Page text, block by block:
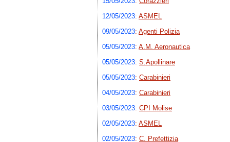
12/05/2023: ASMEL
09/05/2023: Agenti Polizia
05/05/2023: A.M. Aeronautica
05/05/2023: S.Apollinare
05/05/2023: Carabinieri
04/05/2023: Carabinieri
03/05/2023: CPI Molise
02/05/2023: ASMEL
02/05/2023: C. Prefettizia